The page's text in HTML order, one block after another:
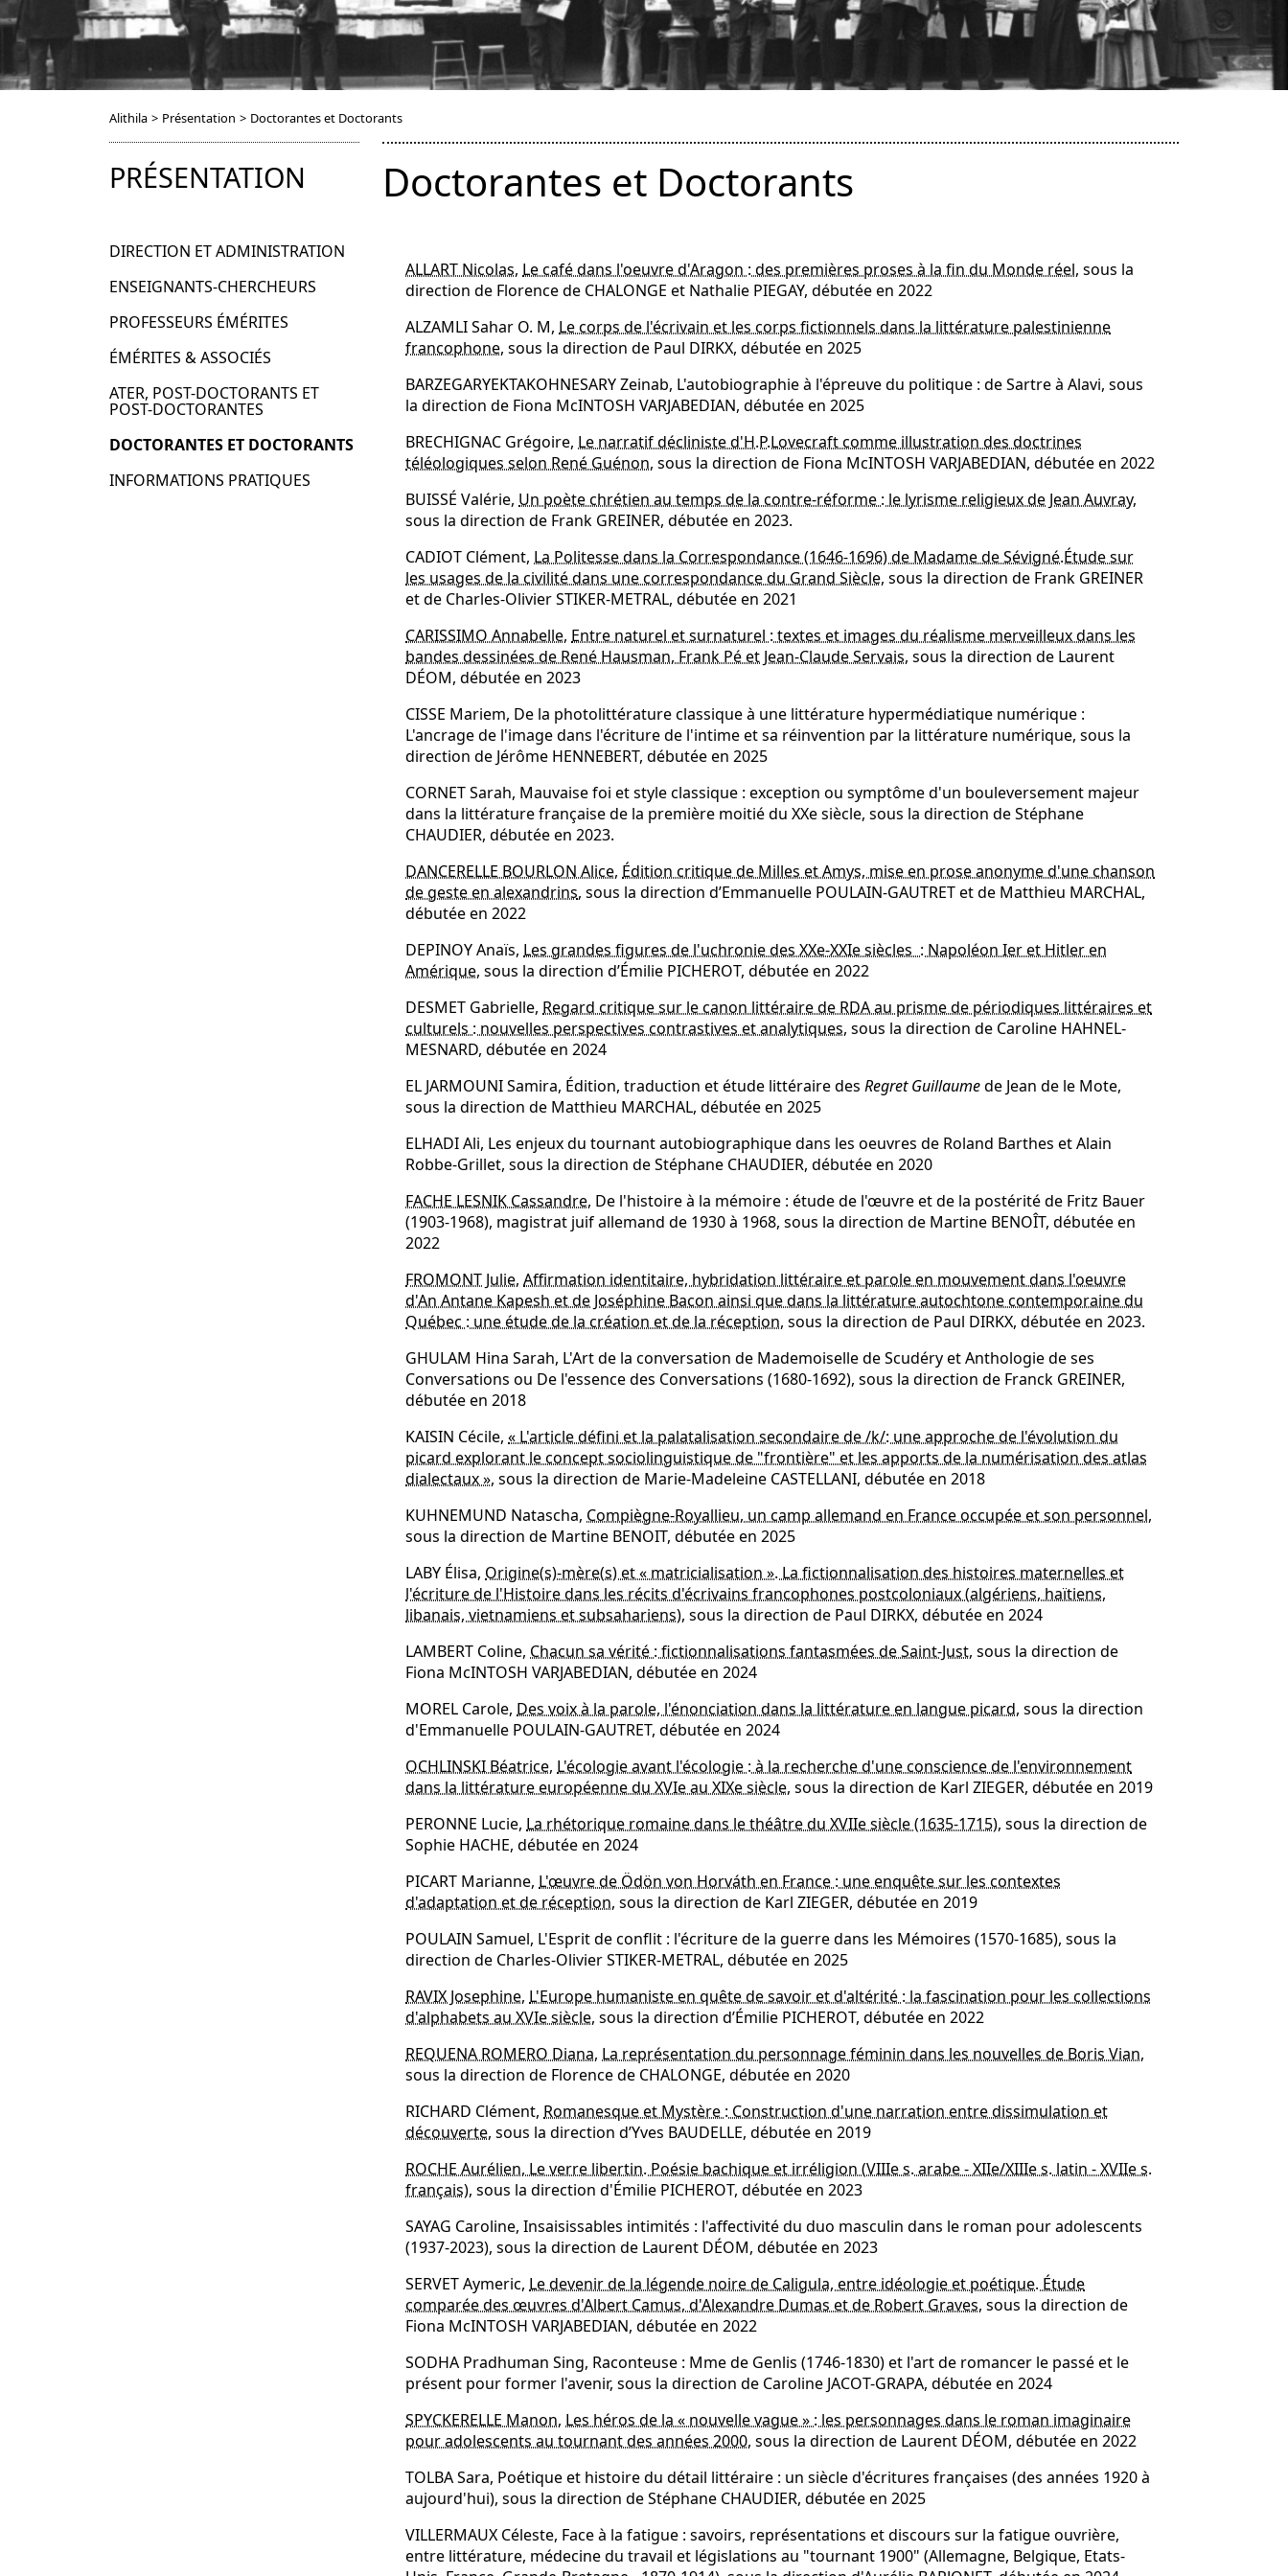
Alithila > Présentation > Doctorantes et Doctorants
PRÉSENTATION
DIRECTION ET ADMINISTRATION
ENSEIGNANTS-CHERCHEURS
PROFESSEURS ÉMÉRITES
ÉMÉRITES & ASSOCIÉS
ATER, POST-DOCTORANTS ET
POST-DOCTORANTES
DOCTORANTES ET DOCTORANTS
INFORMATIONS PRATIQUES
Doctorantes et Doctorants
ALLART Nicolas, Le café dans l'oeuvre d'Aragon : des premières proses à la fin du Monde réel, sous la
direction de Florence de CHALONGE et Nathalie PIEGAY, débutée en 2022
ALZAMLI Sahar O. M, Le corps de l'écrivain et les corps fictionnels dans la littérature palestinienne
francophone, sous la direction de Paul DIRKX, débutée en 2025
BARZEGARYEKTAKOHNESARY Zeinab, L'autobiographie à l'épreuve du politique : de Sartre à Alavi, sous
la direction de Fiona McINTOSH VARJABEDIAN, débutée en 2025
BRECHIGNAC Grégoire, Le narratif décliniste d'H.P.Lovecraft comme illustration des doctrines
téléologiques selon René Guénon, sous la direction de Fiona McINTOSH VARJABEDIAN, débutée en 2022
BUISSÉ Valérie, Un poète chrétien au temps de la contre-réforme : le lyrisme religieux de Jean Auvray,
sous la direction de Frank GREINER, débutée en 2023.
CADIOT Clément, La Politesse dans la Correspondance (1646-1696) de Madame de Sévigné.Étude sur
les usages de la civilité dans une correspondance du Grand Siècle, sous la direction de Frank GREINER
et de Charles-Olivier STIKER-METRAL, débutée en 2021
CARISSIMO Annabelle, Entre naturel et surnaturel : textes et images du réalisme merveilleux dans les
bandes dessinées de René Hausman, Frank Pé et Jean-Claude Servais, sous la direction de Laurent
DÉOM, débutée en 2023
CISSE Mariem, De la photolittérature classique à une littérature hypermédiatique numérique :
L'ancrage de l'image dans l'écriture de l'intime et sa réinvention par la littérature numérique, sous la
direction de Jérôme HENNEBERT, débutée en 2025
CORNET Sarah, Mauvaise foi et style classique : exception ou symptôme d'un bouleversement majeur
dans la littérature française de la première moitié du XXe siècle, sous la direction de Stéphane
CHAUDIER, débutée en 2023.
DANCERELLE BOURLON Alice, Édition critique de Milles et Amys, mise en prose anonyme d'une chanson
de geste en alexandrins, sous la direction d’Emmanuelle POULAIN-GAUTRET et de Matthieu MARCHAL,
débutée en 2022
DEPINOY Anaïs, Les grandes figures de l'uchronie des XXe-XXIe siècles : Napoléon Ier et Hitler en
Amérique, sous la direction d’Émilie PICHEROT, débutée en 2022
DESMET Gabrielle, Regard critique sur le canon littéraire de RDA au prisme de périodiques littéraires et
culturels : nouvelles perspectives contrastives et analytiques, sous la direction de Caroline HAHNEL-
MESNARD, débutée en 2024
EL JARMOUNI Samira, Édition, traduction et étude littéraire des Regret Guillaumede Jean de le Mote,
sous la direction de Matthieu MARCHAL, débutée en 2025
ELHADI Ali, Les enjeux du tournant autobiographique dans les oeuvres de Roland Barthes et Alain
Robbe-Grillet, sous la direction de Stéphane CHAUDIER, débutée en 2020
FACHE LESNIK Cassandre, De l'histoire à la mémoire : étude de l'œuvre et de la postérité de Fritz Bauer
(1903-1968), magistrat juif allemand de 1930 à 1968, sous la direction de Martine BENOÎT, débutée en
2022
FROMONT Julie, Affirmation identitaire, hybridation littéraire et parole en mouvement dans l'oeuvre
d'An Antane Kapesh et de Joséphine Bacon ainsi que dans la littérature autochtone contemporaine du
Québec : une étude de la création et de la réception, sous la direction de Paul DIRKX, débutée en 2023.
GHULAM Hina Sarah, L'Art de la conversation de Mademoiselle de Scudéry et Anthologie de ses
Conversations ou De l'essence des Conversations (1680-1692), sous la direction de Franck GREINER,
débutée en 2018
KAISIN Cécile, « L'article défini et la palatalisation secondaire de /k/: une approche de l'évolution du
picard explorant le concept sociolinguistique de "frontière" et les apports de la numérisation des atlas
dialectaux », sous la direction de Marie-Madeleine CASTELLANI, débutée en 2018
KUHNEMUND Natascha, Compiègne-Royallieu, un camp allemand en France occupée et son personnel,
sous la direction de Martine BENOIT, débutée en 2025
LABY Élisa, Origine(s)-mère(s) et « matricialisation ». La fictionnalisation des histoires maternelles et
l'écriture de l'Histoire dans les récits d'écrivains francophones postcoloniaux (algériens, haïtiens,
libanais, vietnamiens et subsahariens), sous la direction de Paul DIRKX, débutée en 2024
LAMBERT Coline, Chacun sa vérité : fictionnalisations fantasmées de Saint-Just, sous la direction de
Fiona McINTOSH VARJABEDIAN, débutée en 2024
MOREL Carole, Des voix à la parole, l'énonciation dans la littérature en langue picard, sous la direction
d'Emmanuelle POULAIN-GAUTRET, débutée en 2024
OCHLINSKI Béatrice, L'écologie avant l'écologie : à la recherche d'une conscience de l'environnement
dans la littérature européenne du XVIe au XIXe siècle, sous la direction de Karl ZIEGER, débutée en 2019
PERONNE Lucie, La rhétorique romaine dans le théâtre du XVIIe siècle (1635-1715), sous la direction de
Sophie HACHE, débutée en 2024
PICART Marianne, L'œuvre de Ödön von Horváth en France : une enquête sur les contextes
d'adaptation et de réception, sous la direction de Karl ZIEGER, débutée en 2019
POULAIN Samuel, L'Esprit de conflit : l'écriture de la guerre dans les Mémoires (1570-1685), sous la
direction de Charles-Olivier STIKER-METRAL, débutée en 2025
RAVIX Josephine, L'Europe humaniste en quête de savoir et d'altérité : la fascination pour les collections
d'alphabets au XVIe siècle, sous la direction d’Émilie PICHEROT, débutée en 2022
REQUENA ROMERO Diana, La représentation du personnage féminin dans les nouvelles de Boris Vian,
sous la direction de Florence de CHALONGE, débutée en 2020
RICHARD Clément, Romanesque et Mystère : Construction d'une narration entre dissimulation et
découverte, sous la direction d’Yves BAUDELLE, débutée en 2019
ROCHE Aurélien, Le verre libertin. Poésie bachique et irréligion (VIIIe s. arabe - XIIe/XIIIe s. latin - XVIIe s.
français), sous la direction d'Émilie PICHEROT, débutée en 2023
SAYAG Caroline, Insaisissables intimités : l'affectivité du duo masculin dans le roman pour adolescents
(1937-2023), sous la direction de Laurent DÉOM, débutée en 2023
SERVET Aymeric, Le devenir de la légende noire de Caligula, entre idéologie et poétique. Étude
comparée des œuvres d'Albert Camus, d'Alexandre Dumas et de Robert Graves, sous la direction de
Fiona McINTOSH VARJABEDIAN, débutée en 2022
SODHA Pradhuman Sing, Raconteuse : Mme de Genlis (1746-1830) et l'art de romancer le passé et le
présent pour former l'avenir, sous la direction de Caroline JACOT-GRAPA, débutée en 2024
SPYCKERELLE Manon, Les héros de la « nouvelle vague » : les personnages dans le roman imaginaire
pour adolescents au tournant des années 2000, sous la direction de Laurent DÉOM, débutée en 2022
TOLBA Sara, Poétique et histoire du détail littéraire : un siècle d'écritures françaises (des années 1920 à
aujourd'hui), sous la direction de Stéphane CHAUDIER, débutée en 2025
VILLERMAUX Céleste, Face à la fatigue : savoirs, représentations et discours sur la fatigue ouvrière,
entre littérature, médecine du travail et législations au "tournant 1900" (Allemagne, Belgique, Etats-